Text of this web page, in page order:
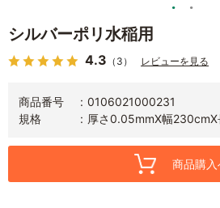
シルバーポリ水稲用
4.3 （3） レビューを見る
商品番号
0106021000231
規格
厚さ0.05mmX幅230cmX
商品購入